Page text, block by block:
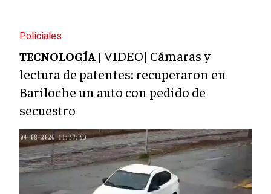
Policiales
TECNOLOGÍA | VIDEO| Cámaras y
lectura de patentes: recuperaron en
Bariloche un auto con pedido de
secuestro